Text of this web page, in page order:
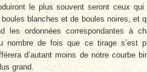
le plus souvent seront ceux qui
blanches et de boules noires, et
les ordonnées correspondantes à
nombre de fois que ce tirage s’est
d’autant moins de notre courbe
grand.